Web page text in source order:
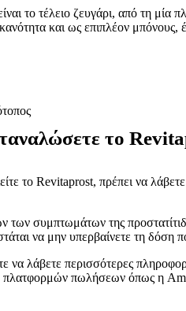
το τέλειο ζευγάρι, από τη
και ως επιπλέον μπόνους,
το
το Revitaprost, πρέπει να
συμπτωμάτων της
να μην υπερβαίνετε τη
να λάβετε περισσότερες
πωλήσεων όπως η